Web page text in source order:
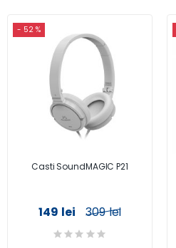
- 52 %
Casti SoundMAGIC P21
149 lei 309 lei